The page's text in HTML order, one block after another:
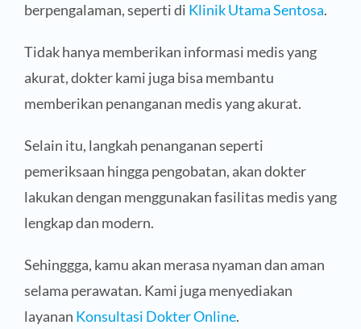
berpengalaman, seperti di Klinik Utama Sentosa.
Tidak hanya memberikan informasi medis yang
akurat, dokter kami juga bisa membantu
memberikan penanganan medis yang akurat.
Selain itu, langkah penanganan seperti
pemeriksaan hingga pengobatan, akan dokter
lakukan dengan menggunakan fasilitas medis yang
lengkap dan modern.
Sehinggga, kamu akan merasa nyaman dan aman
selama perawatan. Kami juga menyediakan
layanan Konsultasi Dokter Online.